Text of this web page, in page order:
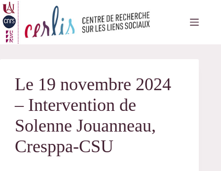
Passer
au
contenu
Le 19 novembre 2024
– Intervention de
Solenne Jouanneau,
Cresppa-CSU